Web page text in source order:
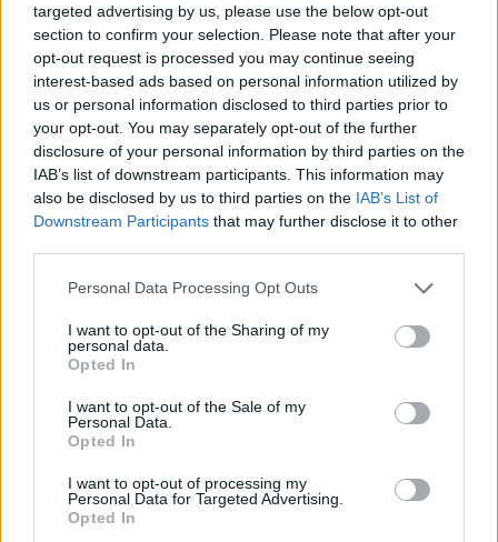
targeted advertising by us, please use the below opt-out
section to confirm your selection. Please note that after your
opt-out request is processed you may continue seeing
interest-based ads based on personal information utilized by
us or personal information disclosed to third parties prior to
your opt-out. You may separately opt-out of the further
disclosure of your personal information by third parties on the
IAB’s list of downstream participants. This information may
also be disclosed by us to third parties on the IAB’s List of
Downstream Participants that may further disclose it to other
Personal Data Processing Opt Outs
I want to opt-out of the Sharing of my
personal data.
Opted In
I want to opt-out of the Sale of my
Personal Data.
Opted In
I want to opt-out of processing my
Personal Data for Targeted Advertising.
Opted In
Commenti
articolo.
L'email è richiesta ma non verrà mostrata ai visitatori. Il contenuto di questo
di VareseNews.it, che rimane autonoma e indipendente. I messaggi inclusi nei
commenti non sono testi giornalistici, ma post inviati dai singoli lettori che
possono essere automaticamente pubblicati senza filtro preventivo. I commenti
che includano uno o più link a siti esterni verranno rimossi in automatico dal